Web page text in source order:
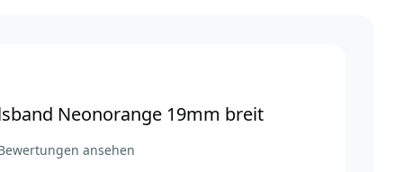
Neonorange 19mm breit
ansehen